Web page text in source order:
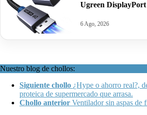
Ugreen DisplayPort
6 Ago, 2026
Nuestro blog de chollos:
Siguiente chollo ¿Hype o ahorro real?,
proteica de supermercado que arrasa.
Chollo anterior Ventilador sin aspas de